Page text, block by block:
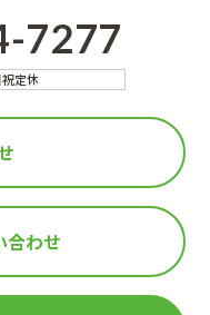
7277
定休
合わせ